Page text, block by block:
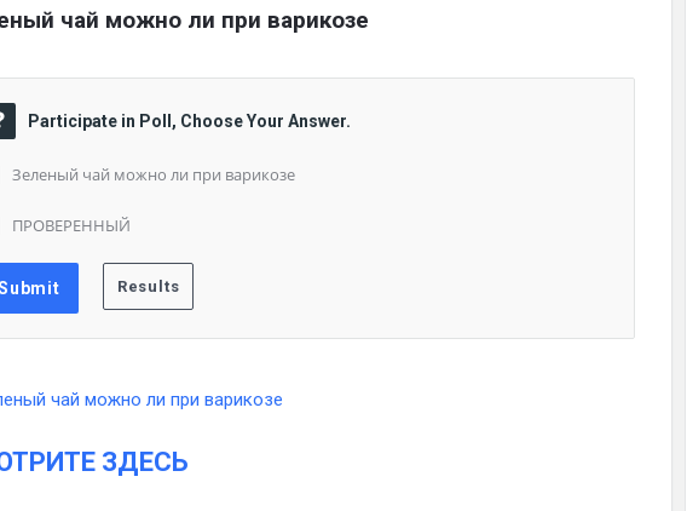
чай можно ли при варикозе
Participate in Poll, Choose Your Answer.
Зеленый чай можно ли при варикозе
ПРОВЕРЕННЫЙ
ЗДЕСЬ